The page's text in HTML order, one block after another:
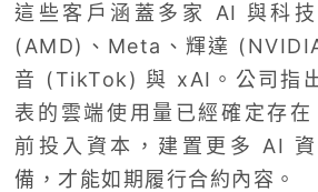
這些客戶涵蓋多家 AI 與科
(AMD)、Meta、輝達
音 (TikTok) 與 xAI。公司指
表的雲端使用量已經確定存
前投入資本，建置更多 AI
備，才能如期履行合約內容。